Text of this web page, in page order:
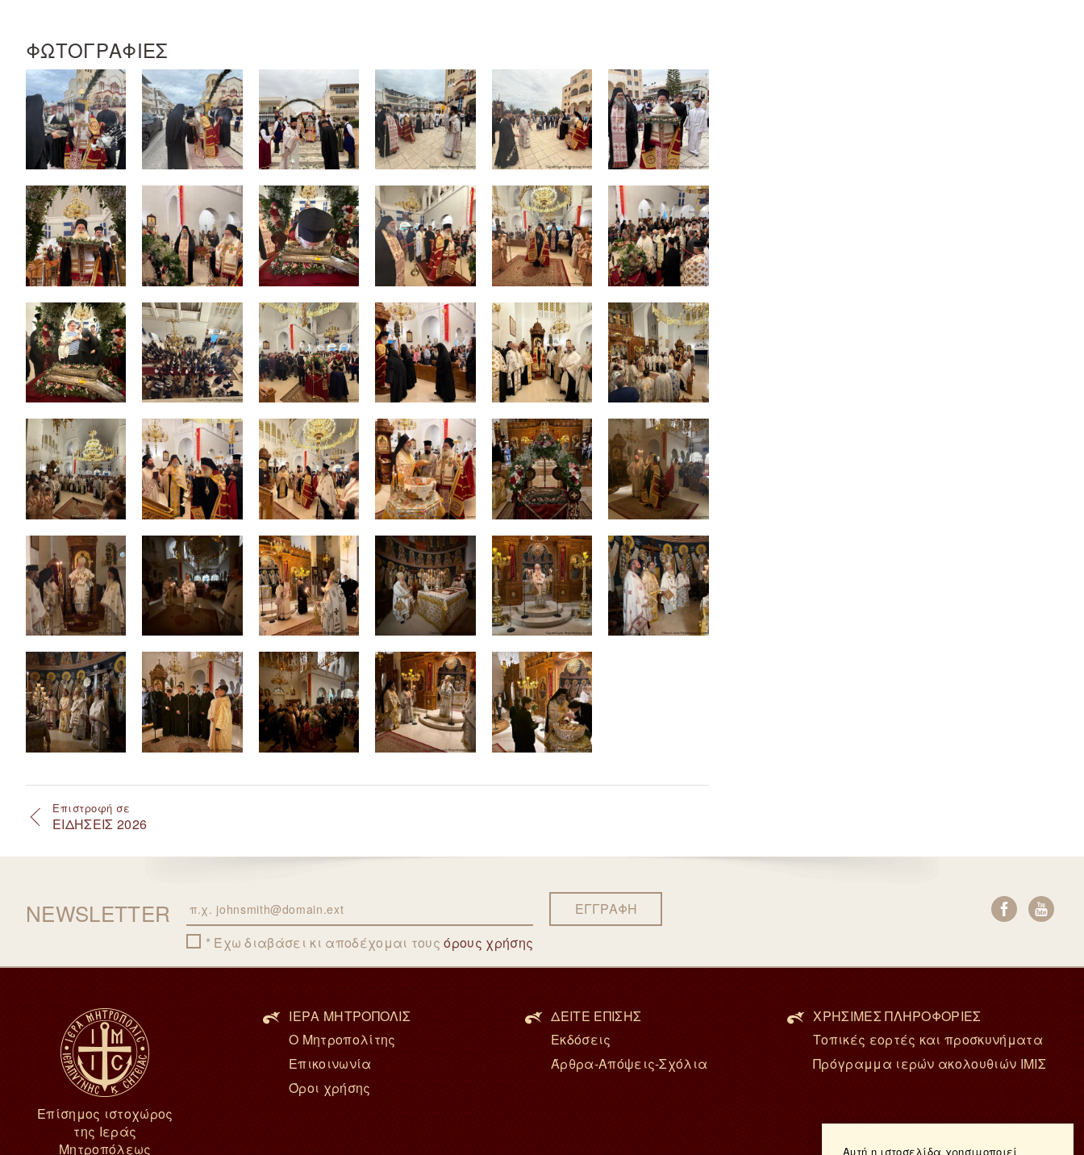
Αυτή η ιστοσελίδα χρησιμοποιεί
ΦΩΤΟΓΡΑΦΙΕΣ
Επιστροφή σε
ΕΙΔΗΣΕΙΣ 2026
NEWSLETTER
Email
Έχω διαβάσει κι αποδέχομαι τουςόρους χρήσης
ΕΓΓΡΑΦΗ
Επίσημος ιστοχώρος
της Ιεράς
Μητροπόλεως
ΙΕΡΑ ΜΗΤΡΟΠΟΛΙΣ
Ο Μητροπολίτης
Επικοινωνία
Όροι χρήσης
ΔΕΙΤΕ ΕΠΙΣΗΣ
Εκδόσεις
Άρθρα-Απόψεις-Σχόλια
ΧΡΗΣΙΜΕΣ ΠΛΗΡΟΦΟΡΙΕΣ
Τοπικές εορτές και προσκυνήματα
Πρόγραμμα ιερών ακολουθιών ΙΜΙΣ